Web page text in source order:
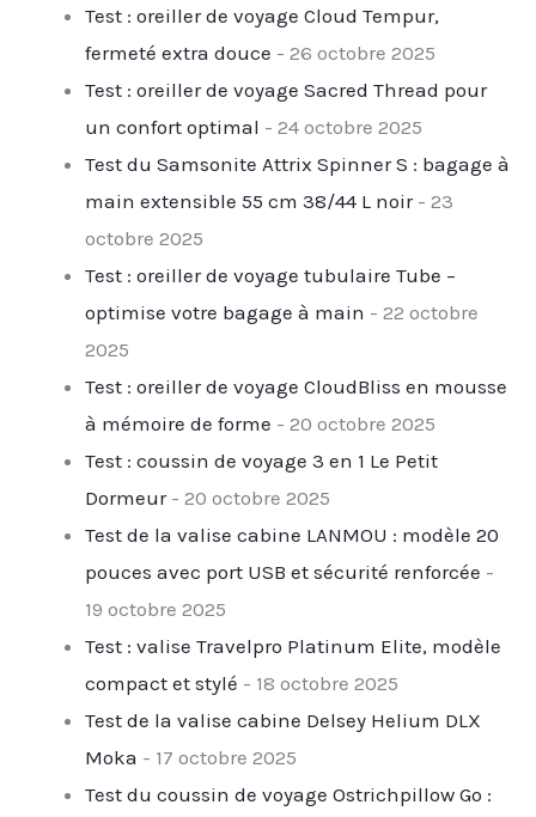
Test : oreiller de voyage Cloud Tempur,
fermeté extra douce - 26 octobre 2025
Test : oreiller de voyage Sacred Thread pour
un confort optimal - 24 octobre 2025
Test du Samsonite Attrix Spinner S : bagage à
main extensible 55 cm 38/44 L noir- 23
octobre 2025
Test : oreiller de voyage tubulaire Tube –
optimise votre bagage à main - 22 octobre
2025
Test : oreiller de voyage CloudBliss en mousse
à mémoire de forme - 20 octobre 2025
Test : coussin de voyage 3 en 1 Le Petit
Dormeur- 20 octobre 2025
Test de la valise cabine LANMOU : modèle 20
pouces avec port USB et sécurité renforcée -
19 octobre 2025
Test : valise Travelpro Platinum Elite, modèle
compact et stylé - 18 octobre 2025
Test de la valise cabine Delsey Helium DLX
Moka - 17 octobre 2025
Test du coussin de voyage Ostrichpillow Go :